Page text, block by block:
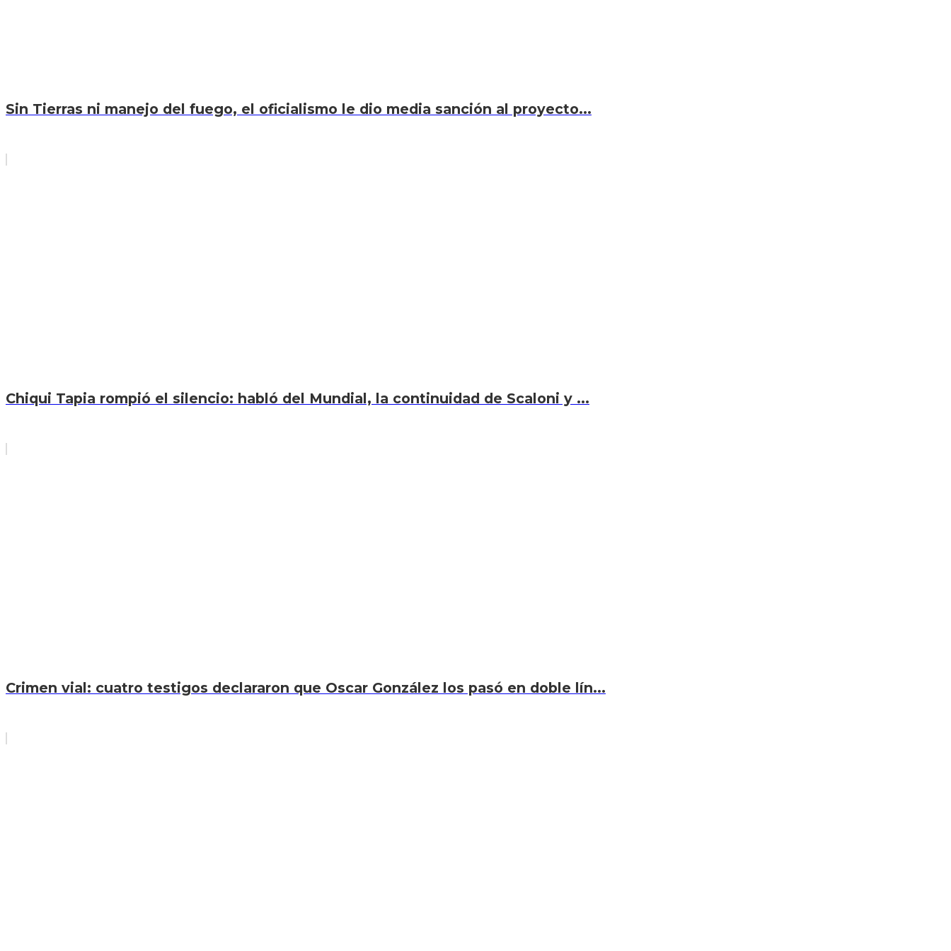
Sin Tierras ni manejo del fuego, el oficialismo le dio media sanción al proyecto...
Chiqui Tapia rompió el silencio: habló del Mundial, la continuidad de Scaloni y ...
Crimen vial: cuatro testigos declararon que Oscar González los pasó en doble lín...